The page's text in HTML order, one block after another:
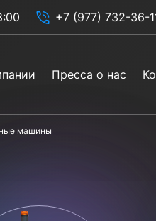
+7 (977) 732-36-
Пресса о нас
машины